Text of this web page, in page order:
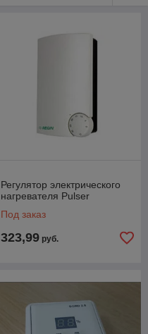
Регулятор электрического
нагревателя Pulser
Под заказ
323,99 руб.